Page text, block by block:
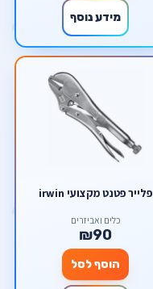
מידע נוסף
פלייר פטנט מקצועי irwin
כלים ואביזרים
₪90
הוסף לסל